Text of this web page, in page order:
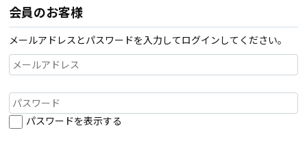
会員のお客様
メールアドレスとパスワードを入力してログインしてください。
パスワードを表示する